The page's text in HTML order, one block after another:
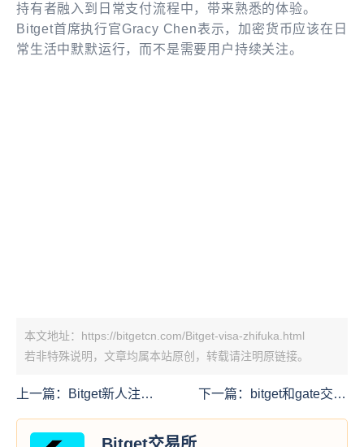
持有者融入到日常支付流程中，带来熟悉的体验。
Bitget首席执行官Gracy Chen表示，加密货币应该在日
常生活中默默运行，而不是需要用户持续关注。
本文地址：https://bitgetcn.com/Bitget-visa-zhifuka.html
若非特殊说明，文章均属本站原创，转载请注明原链接。
上一篇：
Bitget新人注册
下一篇： bitget和gate交易